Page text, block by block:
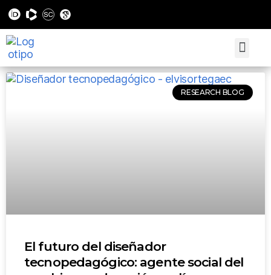
RESEARCH BLOG
El futuro del diseñador
tecnopedagógico: agente social del